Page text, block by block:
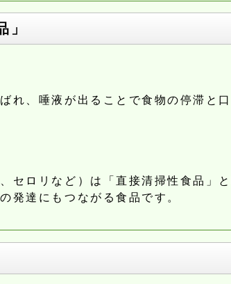
」
れ、唾液が出ることで食物の停滞と
セロリなど）は「直接清掃性食品」
発達にもつながる食品です。